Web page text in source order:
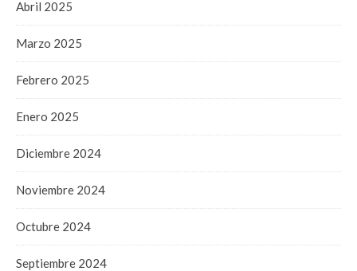
Abril 2025
Marzo 2025
Febrero 2025
Enero 2025
Diciembre 2024
Noviembre 2024
Octubre 2024
Septiembre 2024